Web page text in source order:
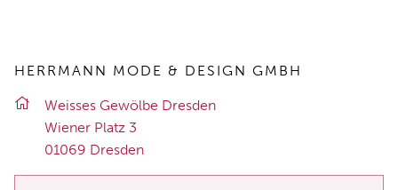
HERRMANN MODE & DESIGN GMBH
Weis­ses Ge­wöl­be Dres­den
Wie­ner Platz 3
01069 Dres­den